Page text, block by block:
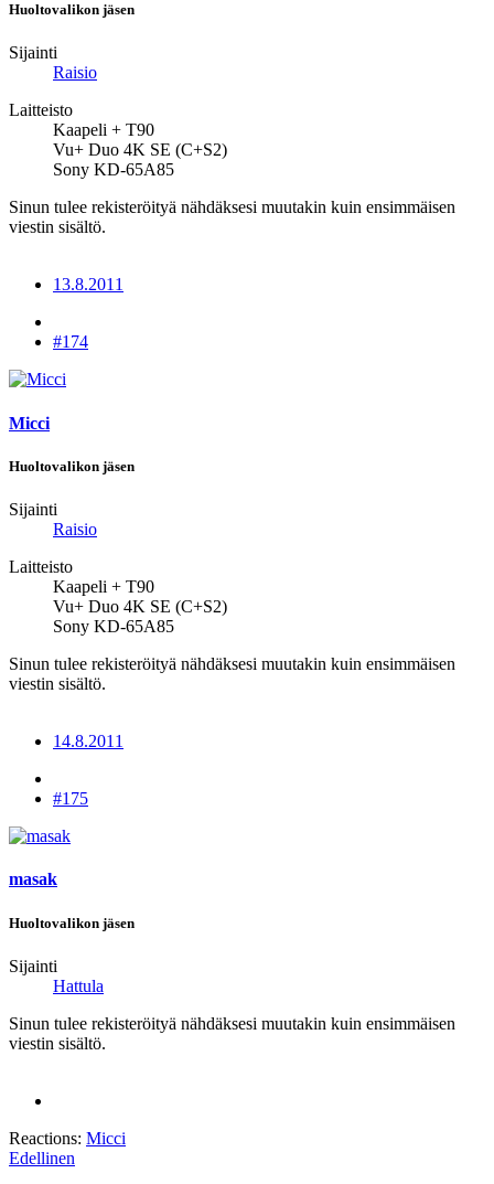
Huoltovalikon jäsen
Sijainti
Raisio
Laitteisto
Kaapeli + T90
Vu+ Duo 4K SE (C+S2)
Sony KD-65A85
Sinun tulee rekisteröityä nähdäksesi muutakin kuin ensimmäisen
viestin sisältö.
13.8.2011
#174
Micci
Huoltovalikon jäsen
Sijainti
Raisio
Laitteisto
Kaapeli + T90
Vu+ Duo 4K SE (C+S2)
Sony KD-65A85
Sinun tulee rekisteröityä nähdäksesi muutakin kuin ensimmäisen
viestin sisältö.
14.8.2011
#175
masak
Huoltovalikon jäsen
Sijainti
Hattula
Sinun tulee rekisteröityä nähdäksesi muutakin kuin ensimmäisen
viestin sisältö.
Reactions: Micci
Edellinen